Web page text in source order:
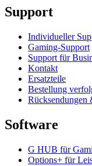
Support
Individueller
Gaming-Support
Support für
Kontakt
Ersatzteile
Bestellung
Rücksendungen
Software
G HUB für
Options+ für